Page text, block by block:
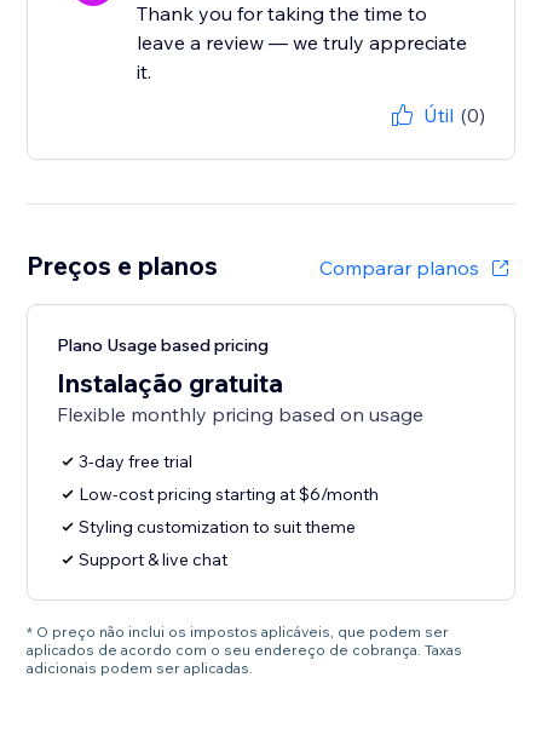
Thank you for taking the time to
leave a review — we truly appreciate
it.
Útil (0)
Preços e planos Comparar planos
Plano Usage based pricing
Instalação gratuita
Flexible monthly pricing based on usage
3-day free trial
Low-cost pricing starting at $6/month
Styling customization to suit theme
Support & live chat
* O preço não inclui os impostos aplicáveis, que podem ser
aplicados de acordo com o seu endereço de cobrança. Taxas
adicionais podem ser aplicadas.